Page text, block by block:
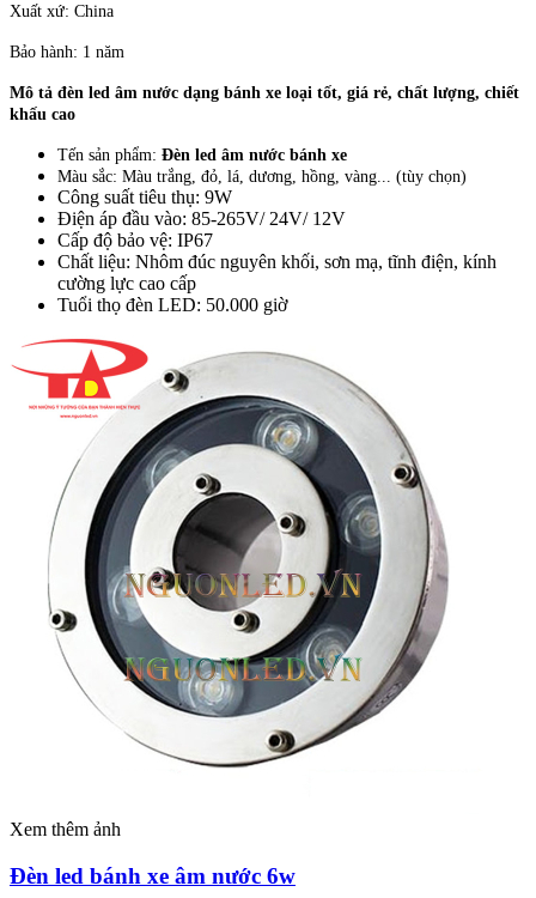
Xuất xứ: China
Bảo hành: 1 năm
Mô tả đèn led âm nước dạng bánh xe loại tốt, giá rẻ, chất lượng, chiết
khấu cao
Tến sản phẩm: Đèn led âm nước bánh xe
Màu sắc: Màu trắng, đỏ, lá, dương, hồng, vàng... (tùy chọn)
Công suất tiêu thụ: 9W
Điện áp đầu vào: 85-265V/ 24V/ 12V
Cấp độ bảo vệ: IP67
Chất liệu: Nhôm đúc nguyên khối, sơn mạ, tĩnh điện, kính
cường lực cao cấp
Tuổi thọ đèn LED: 50.000 giờ
Xem thêm ảnh
Đèn led bánh xe âm nước 6w